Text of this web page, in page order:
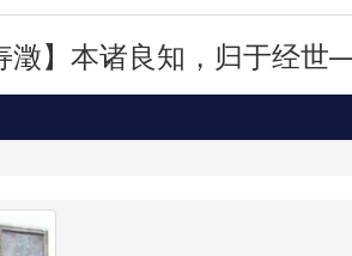
澂】本诸良知，归于经